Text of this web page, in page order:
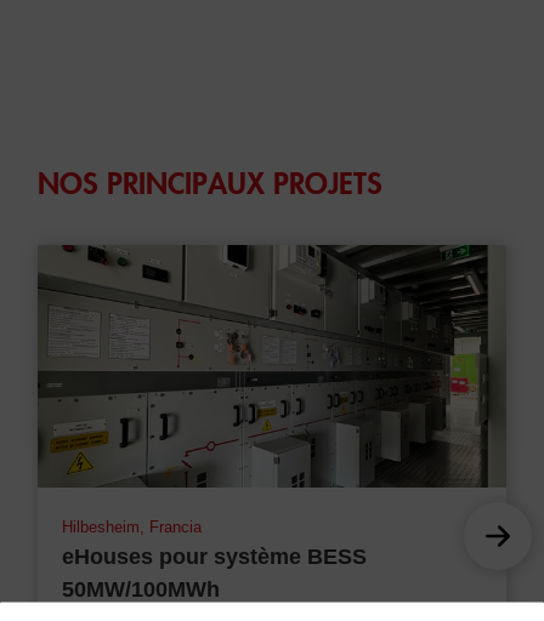
NOS PRINCIPAUX PROJETS
Hilbesheim, Francia
eHouses pour système BESS
50MW/100MWh